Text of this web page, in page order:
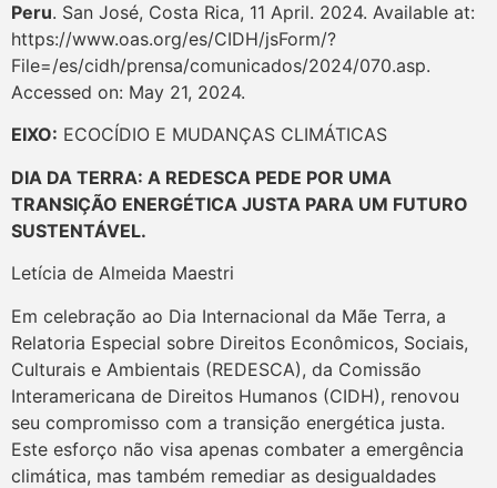
Peru. San José, Costa Rica, 11 April. 2024. Available at:
https://www.oas.org/es/CIDH/jsForm/?
File=/es/cidh/prensa/comunicados/2024/070.asp.
Accessed on: May 21, 2024.
EIXO: ECOCÍDIO E MUDANÇAS CLIMÁTICAS
DIA DA TERRA: A REDESCA PEDE POR UMA
TRANSIÇÃO ENERGÉTICA JUSTA PARA UM FUTURO
SUSTENTÁVEL.
Letícia de Almeida Maestri
Em celebração ao Dia Internacional da Mãe Terra, a
Relatoria Especial sobre Direitos Econômicos, Sociais,
Culturais e Ambientais (REDESCA), da Comissão
Interamericana de Direitos Humanos (CIDH), renovou
seu compromisso com a transição energética justa.
Este esforço não visa apenas combater a emergência
climática, mas também remediar as desigualdades